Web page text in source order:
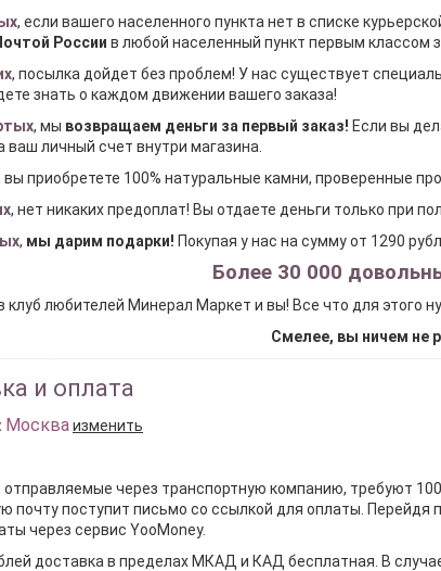
, если вашего населенного пункта нет в списке
России в любой населенный пункт первым классом
, посылка дойдет без проблем! У нас существует
знать о каждом движении вашего заказа!
, мы возвращаем деньги за первый заказ! Если вы
ваш личный счет внутри магазина.
вы приобретете 100% натуральные камни, проверенные
, нет никаких предоплат! Вы отдаете деньги только при
, мы дарим подарки! Покупая у нас на сумму от 1290
Более 30 000
клуб любителей Минерал Маркет и вы! Все что для этого
Смелее, вы ничем не
и оплата
Москваизменить
отправляемые через транспортную компанию, требуют
почту поступит письмо со ссылкой для оплаты.
через сервис YooMoney.
доставка в пределах МКАД и КАД бесплатная. В